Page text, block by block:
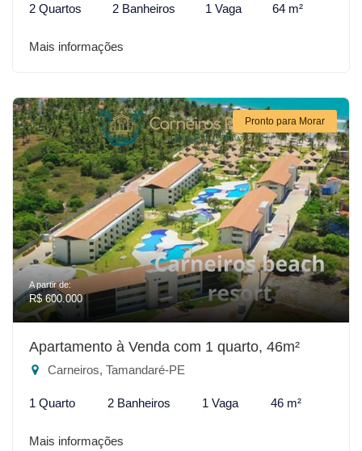
2 Quartos 2 Banheiros 1 Vaga 64 m²
Mais informações
Pronto para Morar
A partir de:
R$ 600.000
Apartamento à Venda com 1 quarto, 46m²
Carneiros, Tamandaré-PE
1 Quarto 2 Banheiros 1 Vaga 46 m²
Mais informações